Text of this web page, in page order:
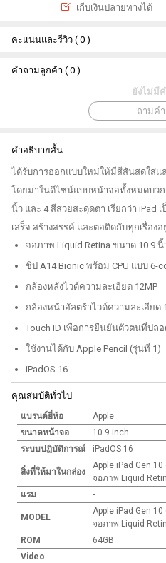
เกีบเงินปลายทางได้
คะแนนและรีวิว ( 0 )
คำถามลูกค้า ( 0 )
ยังไม่มี
ถามค
คำอธิบายสั้น
ได้รับการออกแบบใหม่ให้มีสีสันสดใสแ
โดยมาในดีไซน์แบบหน้าจอทั้งหมดบวก
นิ้ว และ 4 สีสวยสะดุดตา เรียกว่า iPad
เสร็จ สร้างสรรค์ และต่อติดกับทุกเรื่องอ
จอภาพ Liquid Retina ขนาด 10.9 นิ้
ชิป A14 Bionic พร้อม CPU แบบ 6-
กล้องหลังไวด์ความละเอียด 12MP
กล้องหน้าอัลตร้าไวด์ความละเอียด
Touch ID เพื่อการยืนยันตัวตนที่ปล
ใช้งานได้กับ Apple Pencil (รุ่นที่ 1)
iPadOS 16
คุณสมบัติทั่วไป
แบรนด์ยี่ห้อ
Apple
ขนาดหน้าจอ
10.9 inch
ระบบปฏิบัติการณ์
iPadOS 16
สิ่งที่ให้มาในกล่อง
Apple iPad Gen
จอภาพ Liquid
แรม
-
MODEL
Apple iPad Gen
จอภาพ Liquid
ROM
64GB
Video